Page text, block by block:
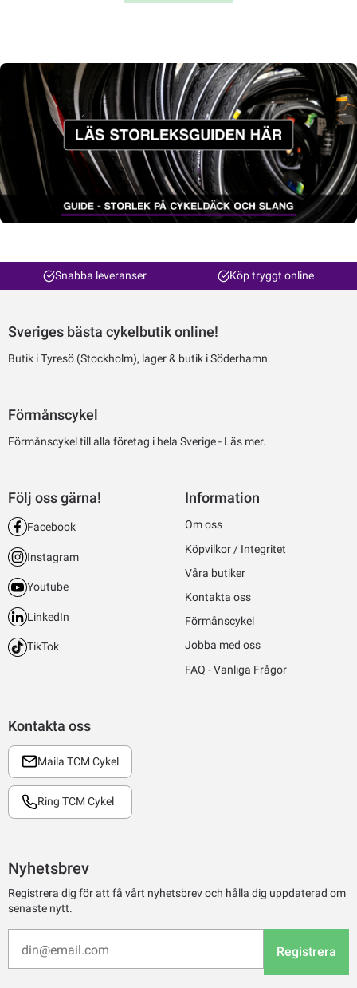
Snabba leveranser Köp tryggt online
Sveriges bästa cykelbutik online!
Butik i Tyresö (Stockholm), lager & butik i Söderhamn.
Förmånscykel
Förmånscykel till alla företag i hela Sverige - Läs mer.
Kontakta oss
Maila TCM Cykel
Ring TCM Cykel
Följ oss gärna!
Facebook
Instagram
Youtube
LinkedIn
TikTok
Information
Om oss
Köpvilkor / Integritet
Våra butiker
Kontakta oss
Förmånscykel
Jobba med oss
FAQ - Vanliga Frågor
Nyhetsbrev
Registrera dig för att få vårt nyhetsbrev och hålla dig uppdaterad om
senaste nytt.
Registrera